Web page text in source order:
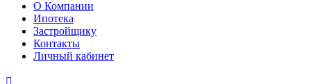
О Компании
Ипотека
Застройщику
Контакты
Личный кабинет
